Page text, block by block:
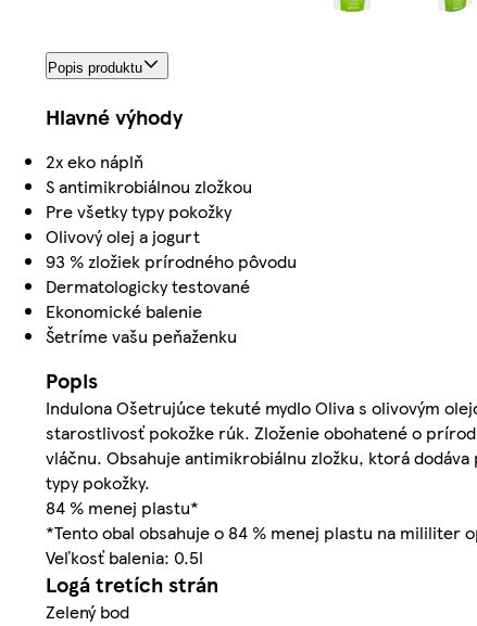
Popis produktu
Hlavné výhody
2x eko náplň
S antimikrobiálnou zložkou
Pre všetky typy pokožky
Olivový olej a jogurt
93 % zložiek prírodného pôvodu
Dermatologicky testované
Ekonomické balenie
Šetríme vašu peňaženku
Popis
Indulona Ošetrujúce tekuté mydlo Oliva s olivovým
starostlivosť pokožke rúk. Zloženie obohatené o
vláčnu. Obsahuje antimikrobiálnu zložku, ktorá
typy pokožky.
84 % menej plastu*
*Tento obal obsahuje o 84 % menej plastu na
Veľkosť balenia: 0.5l
Logá tretích strán
Zelený bod